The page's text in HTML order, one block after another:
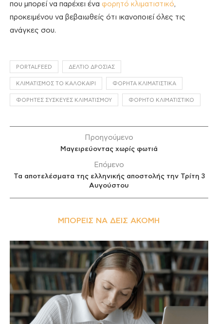
που μπορεί να παρέχει ένα φορητό κλιματιστικό,
προκειμένου να βεβαιωθείς ότι ικανοποιεί όλες τις
ανάγκες σου.
PORTALFEED ΔΕΛΤΊΟ ΔΡΟΣΙΆΣ
ΚΛΙΜΑΤΙΣΜΌΣ ΤΟ ΚΑΛΟΚΑΊΡΙ ΦΟΡΗΤΆ ΚΛΙΜΑΤΙΣΤΙΚΆ
ΦΟΡΗΤΈΣ ΣΥΣΚΕΥΈΣ ΚΛΙΜΑΤΙΣΜΟΎ ΦΟΡΗΤΌ ΚΛΙΜΑΤΙΣΤΙΚΌ
Προηγούμενο
Μαγειρεύοντας χωρίς φωτιά
Επόμενο
Τα αποτελέσματα της ελληνικής αποστολής την Τρίτη 3
Αυγούστου
ΜΠΟΡΕΊΣ ΝΑ ΔΕΙΣ ΑΚΌΜΗ